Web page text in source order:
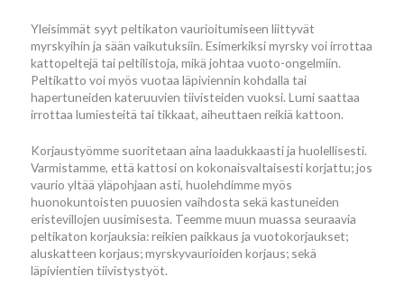
Yleisimmät syyt peltikaton vaurioitumiseen liittyvät
myrskyihin ja sään vaikutuksiin. Esimerkiksi myrsky voi irrottaa
kattopeltejä tai peltilistoja, mikä johtaa vuoto-ongelmiin.
Peltikatto voi myös vuotaa läpiviennin kohdalla tai
hapertuneiden kateruuvien tiivisteiden vuoksi. Lumi saattaa
irrottaa lumiesteitä tai tikkaat, aiheuttaen reikiä kattoon.
Korjaustyömme suoritetaan aina laadukkaasti ja huolellisesti.
Varmistamme, että kattosi on kokonaisvaltaisesti korjattu; jos
vaurio yltää yläpohjaan asti, huolehdimme myös
huonokuntoisten puuosien vaihdosta sekä kastuneiden
eristevillojen uusimisesta. Teemme muun muassa seuraavia
peltikaton korjauksia: reikien paikkaus ja vuotokorjaukset;
aluskatteen korjaus; myrskyvaurioiden korjaus; sekä
läpivientien tiivistystyöt.